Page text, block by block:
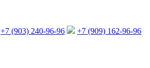
+7 (903) 240-96-96 +7 (909) 162-96-96